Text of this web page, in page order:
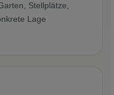
Stellplätze,
Lage